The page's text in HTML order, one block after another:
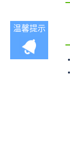
温馨提示